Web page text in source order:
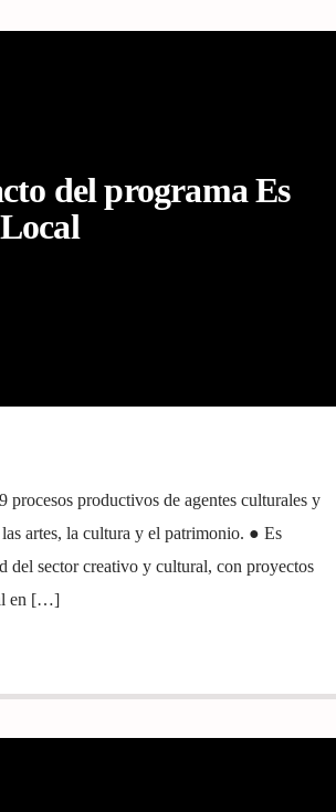
del programa Es
productivos de agentes culturales y
artes, la cultura y el patrimonio. ● Es
del sector creativo y cultural, con proyectos
en […]